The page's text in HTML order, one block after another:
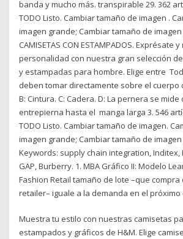
banda y mucho más. transpirable 29. 362
TODO Listo. Cambiar tamaño de imagen .
imagen grande; Cambiar tamaño de
CAMISETAS CON ESTAMPADOS. Exprésate
personalidad con nuestra gran selección
y estampadas para hombre. Elige entre
deben tomar directamente sobre el cuerpo
B: Cintura. C: Cadera. D: La pernera se mide
entrepierna hasta el manga larga 3. 546
TODO Listo. Cambiar tamaño de imagen.
imagen grande; Cambiar tamaño de
Keywords: supply chain integration, Inditex,
GAP, Burberry. 1. MBA Gráfico II: Modelo
Fashion Retail tamaño de lote –que compra
retailer– iguale a la demanda en el próximo
Muestra tu estilo con nuestras camisetas
estampados y gráficos de H&M. Elige